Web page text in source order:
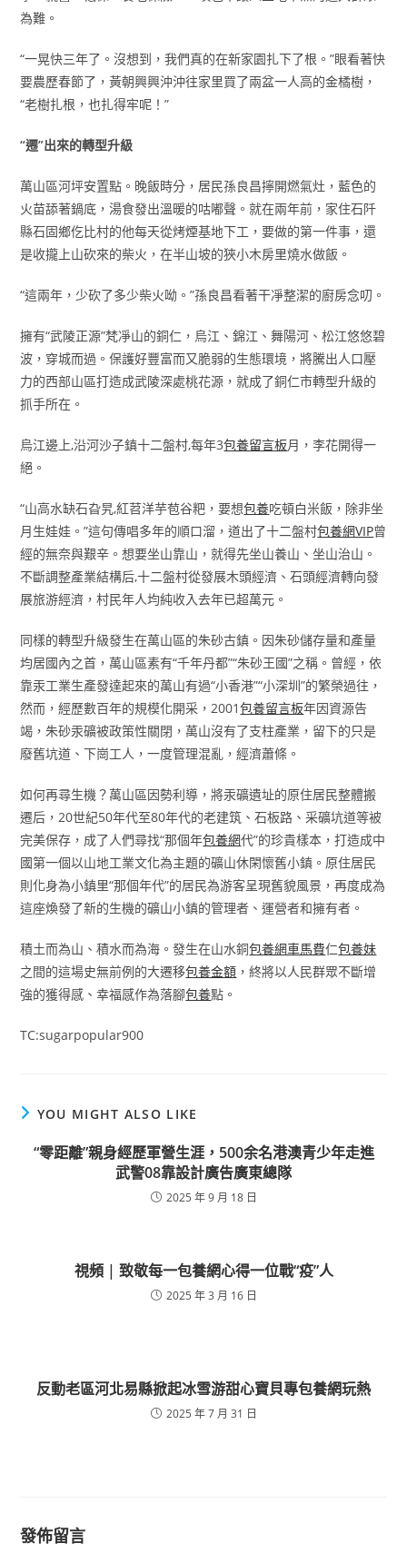
為難。
“一晃快三年了。沒想到，我們真的在新家園扎下了根。”眼看著快
要農歷春節了，黃朝興興沖沖往家里買了兩盆一人高的金橘樹，
“老樹扎根，也扎得牢呢！”
“遷”出來的轉型升級
萬山區河坪安置點。晚飯時分，居民孫良昌擰開燃氣灶，藍色的
火苗舔著鍋底，湯食發出溫暖的咕嘟聲。就在兩年前，家住石阡
縣石固鄉仡比村的他每天從烤煙基地下工，要做的第一件事，還
是收攏上山砍來的柴火，在半山坡的狹小木房里燒水做飯。
“這兩年，少砍了多少柴火呦。”孫良昌看著干凈整潔的廚房念叨。
擁有“武陵正源”梵凈山的銅仁，烏江、錦江、舞陽河、松江悠悠碧
波，穿城而過。保護好豐富而又脆弱的生態環境，將騰出人口壓
力的西部山區打造成武陵深處桃花源，就成了銅仁市轉型升級的
抓手所在。
烏江邊上,沿河沙子鎮十二盤村,每年3包養留言板月，李花開得一
絕。
“山高水缺石旮旯,紅苕洋芋苞谷粑，要想包養吃頓白米飯，除非坐
月生娃娃。”這句傳唱多年的順口溜，道出了十二盤村包養網VIP曾
經的無奈與艱辛。想要坐山靠山，就得先坐山養山、坐山治山。
不斷調整產業結構后,十二盤村從發展木頭經濟、石頭經濟轉向發
展旅游經濟，村民年人均純收入去年已超萬元。
同樣的轉型升級發生在萬山區的朱砂古鎮。因朱砂儲存量和產量
均居國內之首，萬山區素有“千年丹都”“朱砂王國”之稱。曾經，依
靠汞工業生產發達起來的萬山有過“小香港”“小深圳”的繁榮過往，
然而，經歷數百年的規模化開采，2001包養留言板年因資源告
竭，朱砂汞礦被政策性關閉，萬山沒有了支柱產業，留下的只是
廢舊坑道、下崗工人，一度管理混亂，經濟蕭條。
如何再尋生機？萬山區因勢利導，將汞礦遺址的原住居民整體搬
遷后，20世紀50年代至80年代的老建筑、石板路、采礦坑道等被
完美保存，成了人們尋找“那個年包養網代”的珍貴樣本，打造成中
國第一個以山地工業文化為主題的礦山休閑懷舊小鎮。原住居民
則化身為小鎮里“那個年代”的居民為游客呈現舊貌風景，再度成為
這座煥發了新的生機的礦山小鎮的管理者、運營者和擁有者。
積土而為山、積水而為海。發生在山水銅包養網車馬費仁包養妹
之間的這場史無前例的大遷移包養金額 ，終將以人民群眾不斷增
強的獲得感、幸福感作為落腳包養點。
TC:sugarpopular900
YOU MIGHT ALSO LIKE
“零距離”親身經歷軍營生涯，500余名港澳青少年走進
武警08靠設計廣告廣東總隊
2025 年 9 月 18 日
視頻 | 致敬每一包養網心得一位戰“疫”人
2025 年 3 月 16 日
反動老區河北易縣掀起冰雪游甜心寶貝專包養網玩熱
2025 年 7 月 31 日
發佈留言